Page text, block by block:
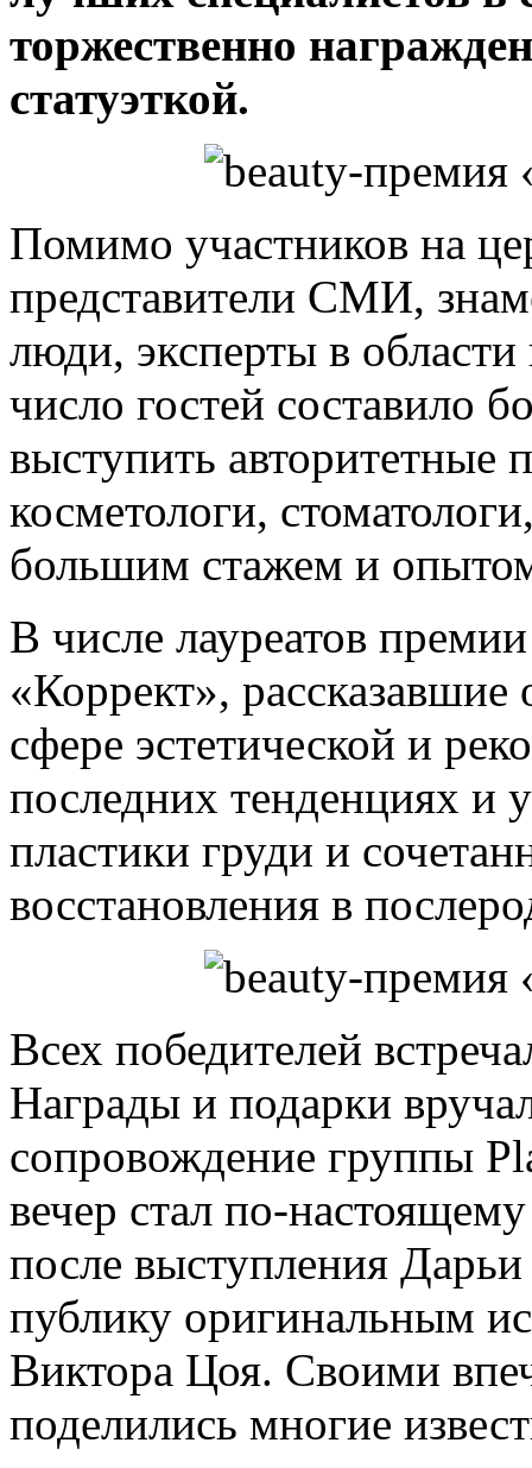
торжественно
статуэткой.
Помимо участников на
представители СМИ,
люди, эксперты в
число гостей составило
выступить авторитетные
косметологи,
большим стажем и
В числе лауреатов
«Коррект»,
сфере эстетической и
последних тенденциях и
пластики груди и
восстановления в
Всех победителей
Награды и подарки
сопровождение группы
вечер стал по-
после выступления
публику оригинальным
Виктора Цоя. Своими
поделились многие